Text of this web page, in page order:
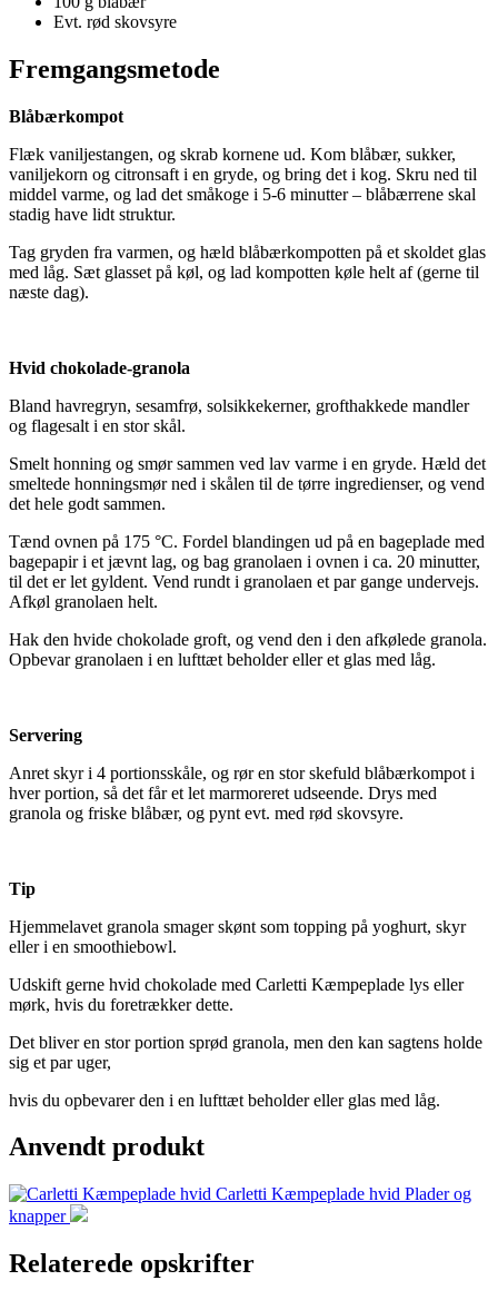
Evt. rød skovsyre
Fremgangsmetode
Blåbærkompot
Flæk vaniljestangen, og skrab kornene ud. Kom blåbær, sukker,
vaniljekorn og citronsaft i en gryde, og bring det i kog. Skru ned til
middel varme, og lad det småkoge i 5-6 minutter – blåbærrene skal
stadig have lidt struktur.
Tag gryden fra varmen, og hæld blåbærkompotten på et skoldet glas
med låg. Sæt glasset på køl, og lad kompotten køle helt af (gerne til
næste dag).
Hvid chokolade-granola
Bland havregryn, sesamfrø, solsikkekerner, grofthakkede mandler
og flagesalt i en stor skål.
Smelt honning og smør sammen ved lav varme i en gryde. Hæld det
smeltede honningsmør ned i skålen til de tørre ingredienser, og vend
det hele godt sammen.
Tænd ovnen på 175 °C. Fordel blandingen ud på en bageplade med
bagepapir i et jævnt lag, og bag granolaen i ovnen i ca. 20 minutter,
til det er let gyldent. Vend rundt i granolaen et par gange undervejs.
Afkøl granolaen helt.
Hak den hvide chokolade groft, og vend den i den afkølede granola.
Opbevar granolaen i en lufttæt beholder eller et glas med låg.
Servering
Anret skyr i 4 portionsskåle, og rør en stor skefuld blåbærkompot i
hver portion, så det får et let marmoreret udseende. Drys med
granola og friske blåbær, og pynt evt. med rød skovsyre.
Tip
Hjemmelavet granola smager skønt som topping på yoghurt, skyr
eller i en smoothiebowl.
Udskift gerne hvid chokolade med Carletti Kæmpeplade lys eller
mørk, hvis du foretrækker dette.
Det bliver en stor portion sprød granola, men den kan sagtens holde
sig et par uger,
hvis du opbevarer den i en lufttæt beholder eller glas med låg.
Anvendt produkt
Carletti Kæmpeplade hvid Plader og
knapper
Relaterede opskrifter